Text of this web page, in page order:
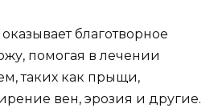
благотворное
помогая в лечении
таких как прыщи,
вен, эрозия и другие.